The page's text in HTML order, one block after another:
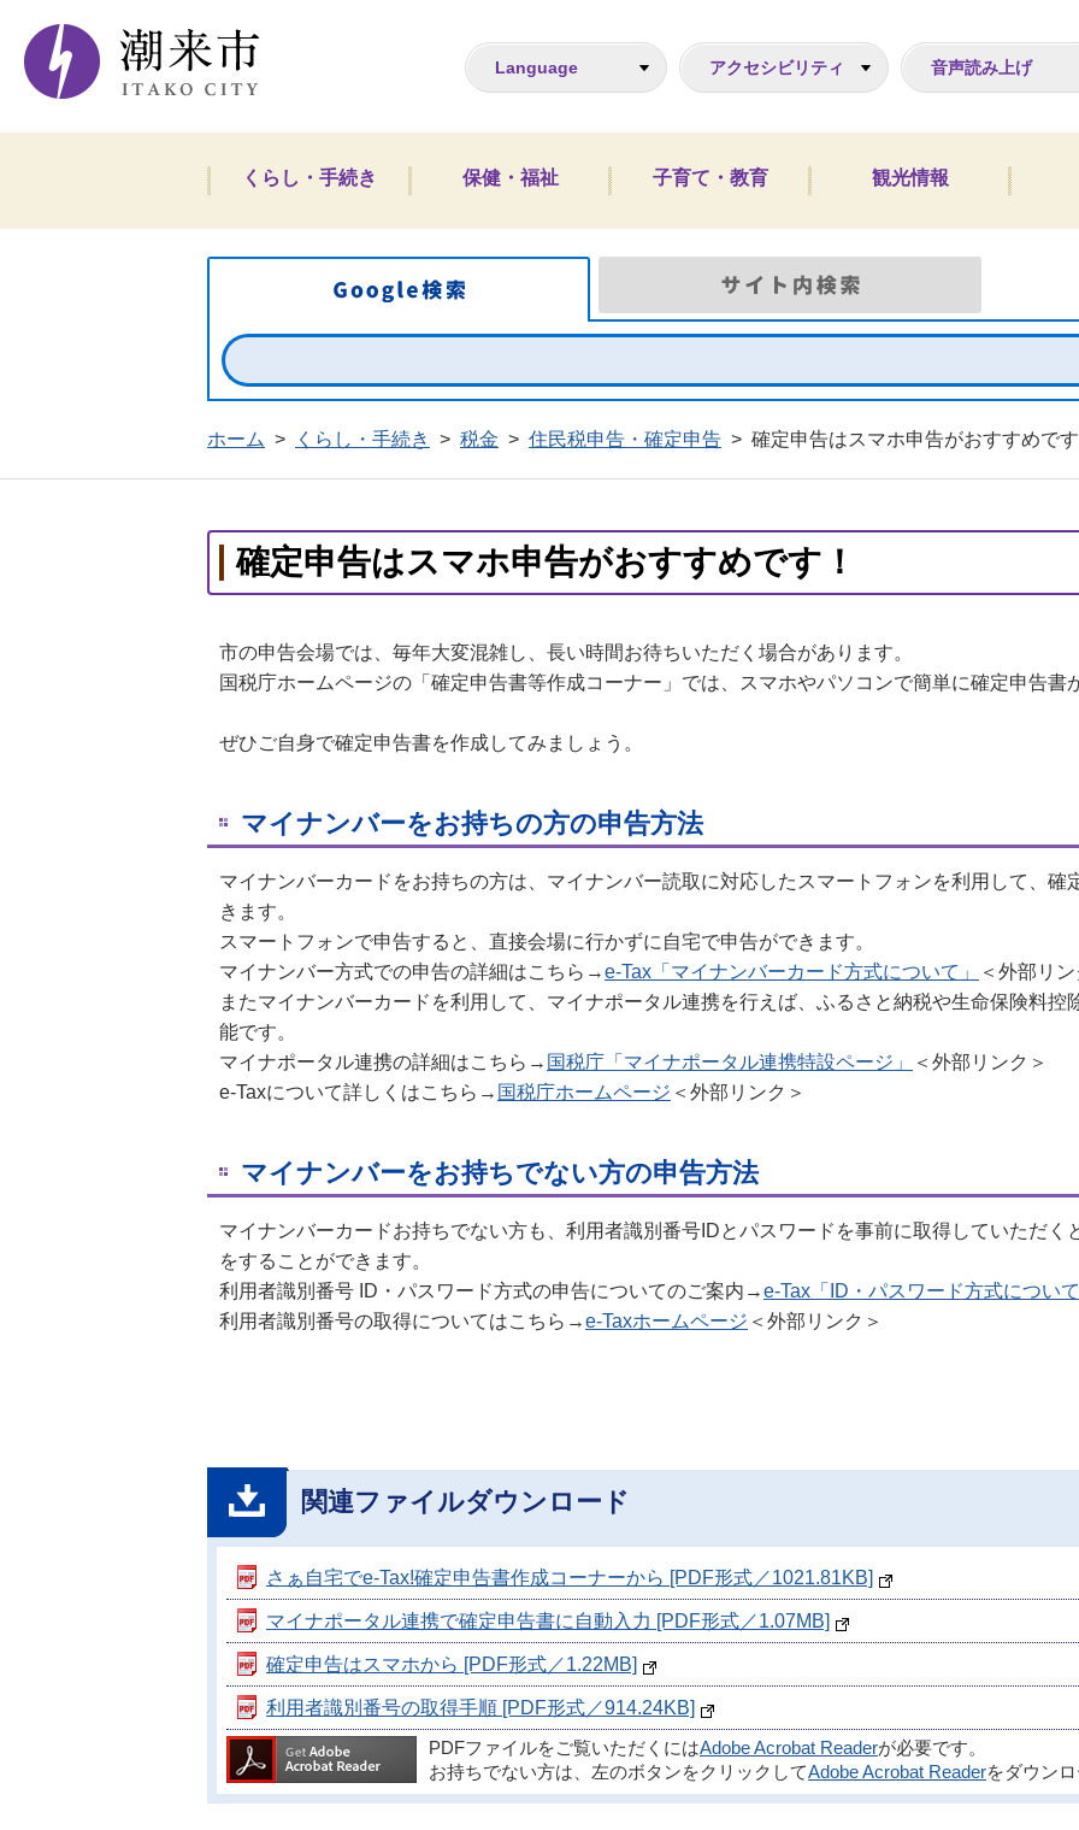
潮来市ホームページ
Language アクセシビリティ 音声読み上げ
くらし・手続き 保健・福祉 子育て・教育 観光情報
Google検索
ホーム > くらし・手続き > 税金 > 住民税申告・確定申告 > 確定申告はスマホ申告がおすすめで
確定申告はスマホ申告がおすすめです！
市の申告会場では、毎年大変混雑し、長い時間お待ちいただく場合があります。
国税庁ホームページの「確定申告書等作成コーナー」では、スマホやパソコンで簡単に確定申告書
ぜひご自身で確定申告書を作成してみましょう。
マイナンバーをお持ちの方の申告方法
マイナンバーカードをお持ちの方は、マイナンバー読取に対応したスマートフォンを利用して、確
きます。
スマートフォンで申告すると、直接会場に行かずに自宅で申告ができます。
マイナンバー方式での申告の詳細はこちら→e-Tax「マイナンバーカード方式について」
＜外部リ
またマイナンバーカードを利用して、マイナポータル連携を行えば、ふるさと納税や生命保険料
能です。
マイナポータル連携の詳細はこちら→ 国税庁「マイナポータル連携特設ページ​」
＜外部リンク＞
e-Taxについて詳しくはこちら→ 国税庁ホームページ ＜外部リンク＞
マイナンバーをお持ちでない方の申告方法
マイナンバーカードお持ちでない方も、利用者識別番号IDとパスワードを事前に取得していただく
をすることができます。
利用者識別番号 ID・パスワード方式の申告についてのご案内→e-Tax「ID・パスワード方式につい
利用者識別番号の取得についてはこちら→e-Taxホームページ ＜外部リンク＞
関連ファイルダウンロード
さぁ自宅でe-Tax!確定申告書作成コーナーから [PDF形式／1021.81KB]
マイナポータル連携で確定申告書に自動入力 [PDF形式／1.07MB]
確定申告はスマホから [PDF形式／1.22MB]
利用者識別番号の取得手順 [PDF形式／914.24KB]
PDFファイルをご覧いただくにはAdobe Acrobat Readerが必要です。
お持ちでない方は、左のボタンをクリックしてAdobe Acrobat Readerをダウン